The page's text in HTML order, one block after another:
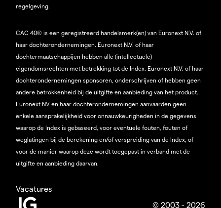
regelgeving.
CAC 40® is een geregistreerd handelsmerk(en) van Euronext N.V. of
haar dochterondernemingen. Euronext N.V. of haar
dochtermaatschappijen hebben alle (intellectuele)
eigendomsrechten met betrekking tot de Index. Euronext N.V. of haar
dochterondernemingen sponsoren, onderschrijven of hebben geen
andere betrokkenheid bij de uitgifte en aanbieding van het product.
Euronext NV en haar dochterondernemingen aanvaarden geen
enkele aansprakelijkheid voor onnauwkeurigheden in de gegevens
waarop de Index is gebaseerd, voor eventuele fouten, fouten of
weglatingen bij de berekening en/of verspreiding van de Index, of
voor de manier waarop deze wordt toegepast in verband met de
uitgifte en aanbieding daarvan.
Vacatures
© 2003 - 2026